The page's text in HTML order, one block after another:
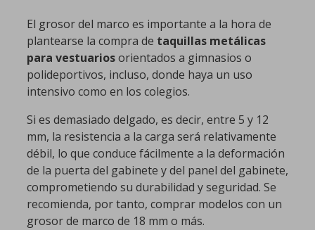
El grosor del marco es importante a la hora de
plantearse la compra de taquillas metálicas
para vestuariosorientados a gimnasios o
polideportivos, incluso, donde haya un uso
intensivo como en los colegios.
Si es demasiado delgado, es decir, entre 5 y 12
mm, la resistencia a la carga será relativamente
débil, lo que conduce fácilmente a la deformación
de la puerta del gabinete y del panel del gabinete,
comprometiendo su durabilidad y seguridad. Se
recomienda, por tanto, comprar modelos con un
grosor de marco de 18 mm o más.